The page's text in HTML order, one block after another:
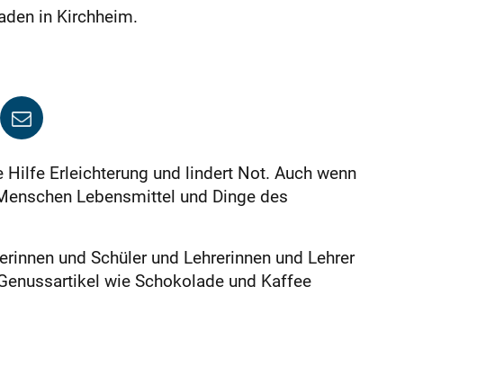
in Kirchheim.
Erleichterung und lindert Not. Auch wenn
Lebensmittel und Dinge des
und Schüler und Lehrerinnen und Lehrer
wie Schokolade und Kaffee